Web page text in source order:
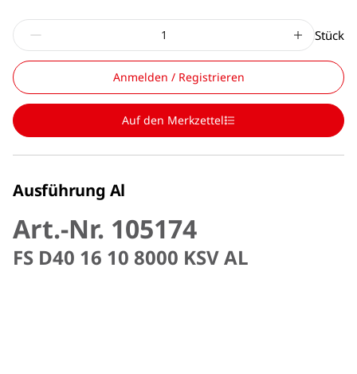
Stück
Anmelden / Registrieren
Auf den Merkzettel
Ausführung Al
Art.-Nr. 105174
FS D40 16 10 8000 KSV AL